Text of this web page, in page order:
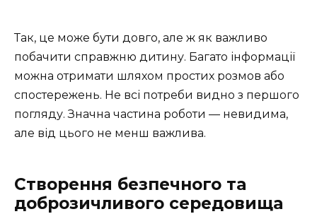
Так, це може бути довго, але ж як важливо
побачити справжню дитину. Багато інформації
можна отримати шляхом простих розмов або
спостережень. Не всі потреби видно з першого
погляду. Значна частина роботи — невидима,
але від цього не менш важлива.
Створення безпечного та
доброзичливого середовища